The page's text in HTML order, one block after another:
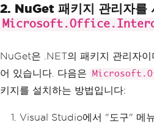
2. NuGet 패키지 관리자를
NuGet은 .NET의 패키지 관리자
어 있습니다. 다음은
키지를 설치하는 방법입니다:
Visual Studio에서 "도구" 메